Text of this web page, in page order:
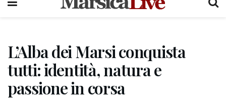
L’Alba dei Marsi conquista
tutti: identità, natura e
passione in corsa